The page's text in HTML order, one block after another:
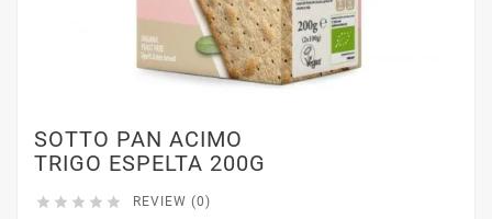
SOTTO PAN ACIMO
TRIGO ESPELTA 200G
     REVIEW (0)